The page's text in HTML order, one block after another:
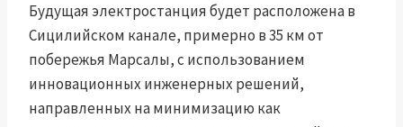
Будущая электростанция будет расположена в
Сицилийском канале, примерно в 35 км от
побережья Марсалы, с использованием
инновационных инженерных решений,
направленных на минимизацию как